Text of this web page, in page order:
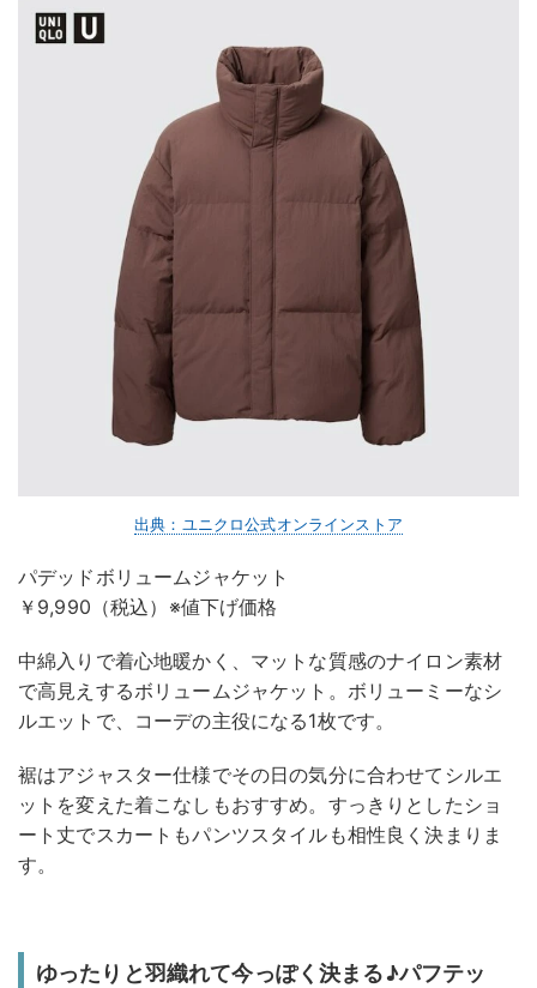
出典：ユニクロ公式オンラインストア
パデッドボリュームジャケット
￥9,990（税込）※値下げ価格
中綿入りで着心地暖かく、マットな質感のナイロン素材
で高見えするボリュームジャケット。ボリューミーなシ
ルエットで、コーデの主役になる1枚です。
裾はアジャスター仕様でその日の気分に合わせてシルエ
ットを変えた着こなしもおすすめ。すっきりとしたショ
ート丈でスカートもパンツスタイルも相性良く決まりま
す。
ゆったりと羽織れて今っぽく決まる♪パフテッ